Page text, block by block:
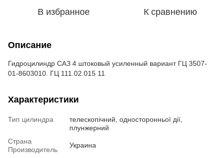
В избранное К сравнению
Описание
Гидроцилиндр САЗ 4 штоковый усиленный вариант ГЦ 3507-
01-8603010. ГЦ 111.02.015 11
Характеристики
Тип цилиндра
телескопічний, односторонньої дії,
плунжерний
Страна
Производитель
Украина